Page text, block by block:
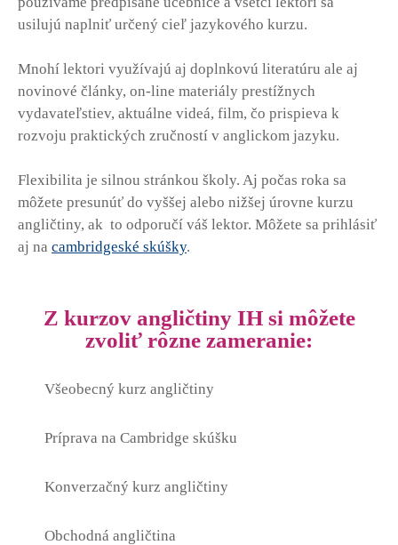
usilujú naplniť určený cieľ jazykového kurzu.
Mnohí lektori využívajú aj doplnkovú literatúru ale aj
novinové články, on-line materiály prestížnych
vydavateľstiev, aktuálne videá, film, čo prispieva k
rozvoju praktických zručností v anglickom jazyku.
Flexibilita je silnou stránkou školy. Aj počas roka sa
môžete presunúť do vyššej alebo nižšej úrovne kurzu
angličtiny, ak to odporučí váš lektor. Môžete sa prihlásiť
aj na cambridgeské skúšky.
Z kurzov angličtiny IH si môžete
zvoliť rôzne zameranie:
Všeobecný kurz angličtiny
Príprava na Cambridge skúšku
Konverzačný kurz angličtiny
Obchodná angličtina